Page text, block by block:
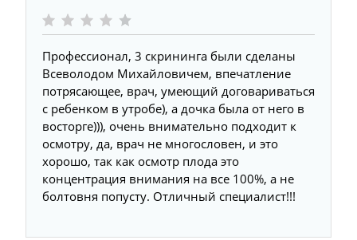
Профессионал, 3 скрининга были сделаны
Всеволодом Михайловичем, впечатление
потрясающее, врач, умеющий договариваться
с ребенком в утробе), а дочка была от него в
восторге))), очень внимательно подходит к
осмотру, да, врач не многословен, и это
хорошо, так как осмотр плода это
концентрация внимания на все 100%, а не
болтовня попусту. Отличный специалист!!!